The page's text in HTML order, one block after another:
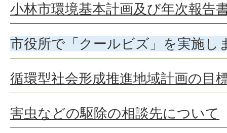
小林市環境基本計画及び年次報告
市役所で「クールビズ」を実施し
循環型社会形成推進地域計画の目
害虫などの駆除の相談先について